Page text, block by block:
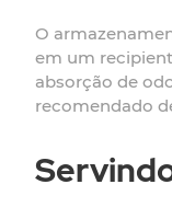
O
em um
absorção de
recomendado